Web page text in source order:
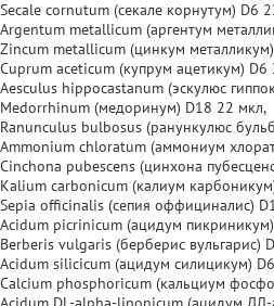
Seсale сornutum (секале корнутум) D6
Argentum metallicum (аргентум
Zincum metallicum (цинкум
Cuprum aceticum (купрум ацетикум) D6
Aesсulus hippoсastanum (эскулюс
Medorrhinum (медоринум) D18 22 мкл,
Ranunculus bulbosus (ранункулюс
Ammonium chloratum (аммониум
Cinchona pubescens (цинхона
Kalium carbonicum (калиум
Sepia officinalis (сепия оффициналис)
Acidum picrinicum (ацидум
Berberis vulgaris (берберис вульгарис)
Acidum siliсiсum (ацидум силицикум)
Calсium phosphoricum (кальциум